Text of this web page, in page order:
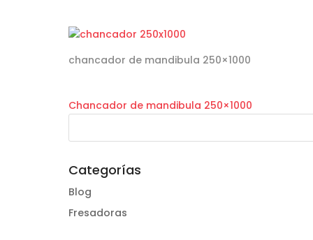
chancador de mandibula 250×1000
Chancador de mandibula 250×1000
Categorías
Blog
Fresadoras